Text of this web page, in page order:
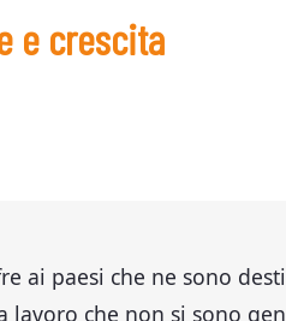
e crescita
ai paesi che ne sono
lavoro che non si sono